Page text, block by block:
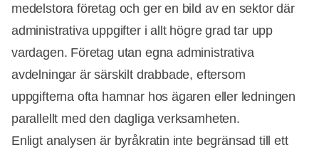
medelstora företag och ger en bild av en sektor där
administrativa uppgifter i allt högre grad tar upp
vardagen. Företag utan egna administrativa
avdelningar är särskilt drabbade, eftersom
uppgifterna ofta hamnar hos ägaren eller ledningen
parallellt med den dagliga verksamheten.
Enligt analysen är byråkratin inte begränsad till ett